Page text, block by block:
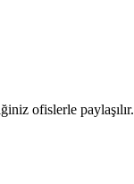
ofislerle paylaşılır.